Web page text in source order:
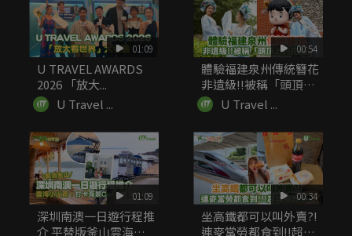
01:09
U TRAVEL AWARDS
2026 「放大...
U Travel ...
00:54
體驗福建泉州傳統簪花
非遺級!!被稱「頭頂上
的...
U Travel ...
01:09
深圳南澳一日遊行程推
介 平替版釜山雲海小
00:34
坐高鐵都可以叫外賣?!
連麥當勞都食到!!超詳